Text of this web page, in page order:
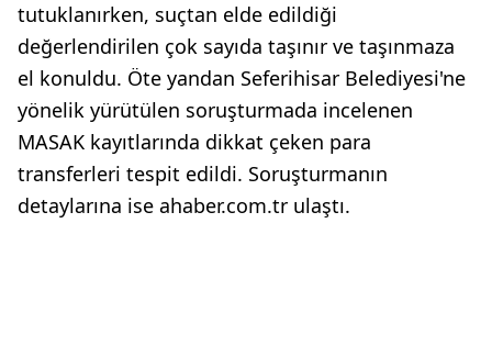
tutuklanırken, suçtan elde edildiği
değerlendirilen çok sayıda taşınır ve taşınmaza
el konuldu. Öte yandan Seferihisar Belediyesi'ne
yönelik yürütülen soruşturmada incelenen
MASAK kayıtlarında dikkat çeken para
transferleri tespit edildi. Soruşturmanın
detaylarına ise ahaber.com.tr ulaştı.